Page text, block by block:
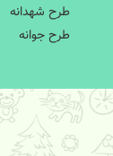
طرح شهدانه
طرح جوانه